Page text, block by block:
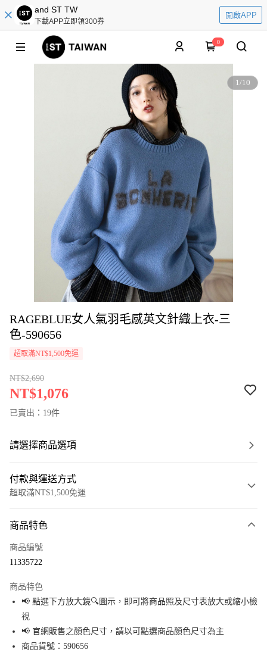
and ST TW
下載APP立即領300券
開啟APP
0
1/10
RAGEBLUE女人氣羽毛感英文針織上衣-三
色-590656
超取滿NT$1,500免運
NT$2,690
NT$1,076
已賣出：19件
請選擇商品選項
付款與運送方式
超取滿NT$1,500免運
信用卡一次付款
Apple Pay
街口支付
悠遊付
商品特色
商品編號
11335722
商品特色
📢 點選下方放大鏡🔍圖示，即可將商品照及尺寸表放大或縮小檢
視
📢 官網販售之顏色尺寸，請以可點選商品顏色尺寸為主
商品貨號：590656